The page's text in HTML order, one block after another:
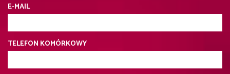
E-MAIL
TELEFON KOMÓRKOWY